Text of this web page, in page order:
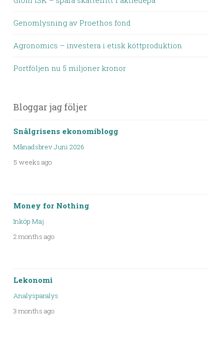
Genomlysning av Proethos fond
Agronomics – investera i etisk köttproduktion
Portföljen nu 5 miljoner kronor
Bloggar jag följer
Snålgrisens ekonomiblogg
Månadsbrev Juni 2026
5 weeks ago
Money for Nothing
Inköp Maj
2 months ago
Lekonomi
Analysparalys
3 months ago